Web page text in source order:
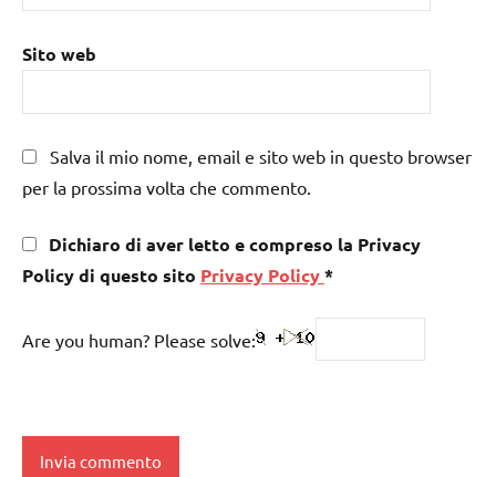
Sito web
Salva il mio nome, email e sito web in questo browser
per la prossima volta che commento.
Dichiaro di aver letto e compreso la Privacy
Policy di questo sito Privacy Policy*
Are you human? Please solve: